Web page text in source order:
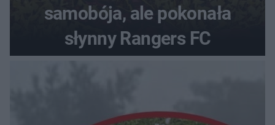
samobója, ale pokonała
słynny Rangers FC